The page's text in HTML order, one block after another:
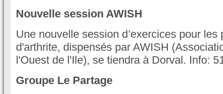
Nouvelle session AWISH
Une nouvelle session d’exercices pour les
d'arthrite, dispensés par AWISH
l'Ouest de l'Ile), se tiendra à Dorval. Info:
Groupe Le Partage